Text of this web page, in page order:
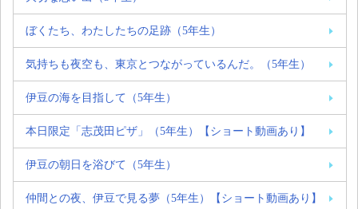
ぼくたち、わたしたちの足跡（5年生）
気持ちも夜空も、東京とつながっているんだ。（5年生）
伊豆の海を目指して（5年生）
本日限定「志茂田ピザ」（5年生）【ショート動画あり】
伊豆の朝日を浴びて（5年生）
仲間との夜、伊豆で見る夢（5年生）【ショート動画あり】